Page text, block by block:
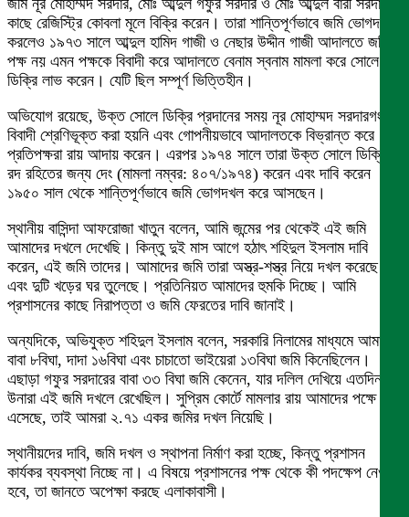
জমি নূর মোহাম্মদ সরদার, মোঃ আব্দুল গফুর সরদার ও মোঃ আব্দুল বারী সরদারের
কাছে রেজিস্ট্রি কোবলা মূলে বিক্রি করেন। তারা শান্তিপূর্ণভাবে জমি ভোগদখল
করলেও ১৯৭৩ সালে আব্দুল হামিদ গাজী ও নেছার উদ্দীন গাজী আদালতে জমির
পক্ষ নয় এমন পক্ষকে বিবাদী করে আদালতে বেনাম স্বনাম মামলা করে সোলে
ডিক্রি লাভ করেন। যেটি ছিল সম্পূর্ণ ভিত্তিহীন।
অভিযোগ রয়েছে, উক্ত সোলে ডিক্রি প্রদানের সময় নূর মোহাম্মদ সরদারগংকে
বিবাদী শ্রেণিভূক্ত করা হয়নি এবং গোপনীয়ভাবে আদালতকে বিভ্রান্ত করে
প্রতিপক্ষরা রায় আদায় করেন। এরপর ১৯৭৪ সালে তারা উক্ত সোলে ডিক্রি
রদ রহিতের জন্য দেং (মামলা নম্বর: ৪০৭/১৯৭৪) করেন এবং দাবি করেন
১৯৫০ সাল থেকে শান্তিপূর্ণভাবে জমি ভোগদখল করে আসছেন।
স্থানীয় বাসিন্দা আফরোজা খাতুন বলেন, আমি জন্মের পর থেকেই এই জমি
আমাদের দখলে দেখেছি। কিন্তু দুই মাস আগে হঠাৎ শহিদুল ইসলাম দাবি
করেন, এই জমি তাদের। আমাদের জমি তারা অস্ত্র-শস্ত্র নিয়ে দখল করেছে
এবং দুটি খড়ের ঘর তুলেছে। প্রতিনিয়ত আমাদের হুমকি দিচ্ছে। আমি
প্রশাসনের কাছে নিরাপত্তা ও জমি ফেরতের দাবি জানাই।
অন্যদিকে, অভিযুক্ত শহিদুল ইসলাম বলেন, সরকারি নিলামের মাধ্যমে আমার
বাবা ৮বিঘা, দাদা ১৬বিঘা এবং চাচাতো ভাইয়েরা ১৩বিঘা জমি কিনেছিলেন।
এছাড়া গফুর সরদারের বাবা ৩৩ বিঘা জমি কেনেন, যার দলিল দেখিয়ে এতদিন
উনারা এই জমি দখলে রেখেছিল। সুপ্রিম কোর্টে মামলার রায় আমাদের পক্ষে
এসেছে, তাই আমরা ২.৭১ একর জমির দখল নিয়েছি।
স্থানীয়দের দাবি, জমি দখল ও স্থাপনা নির্মাণ করা হচ্ছে, কিন্তু প্রশাসন
কার্যকর ব্যবস্থা নিচ্ছে না। এ বিষয়ে প্রশাসনের পক্ষ থেকে কী পদক্ষেপ নেওয়া
হবে, তা জানতে অপেক্ষা করছে এলাকাবাসী।